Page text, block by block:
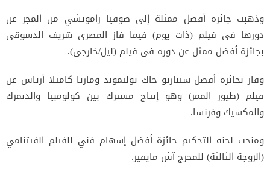
وذهبت جائزة أفضل ممثلة إلى صوفيا زاموتشي من المجر عن
دورها في فيلم (ذات يوم) فيما فاز المصري شريف الدسوقي
بجائزة أفضل ممثل عن دوره في فيلم (ليل/خارجي).
وفاز بجائزة أفضل سيناريو جاك توليموند وماريا كاميلا أرياس عن
فيلم (طيور الممر) وهو إنتاج مشترك بين كولومبيا والدنمرك
والمكسيك وفرنسا.
ومنحت لجنة التحكيم جائزة أفضل إسهام فني للفيلم الفيتنامي
(الزوجة الثالثة) للمخرج آش مايفير.